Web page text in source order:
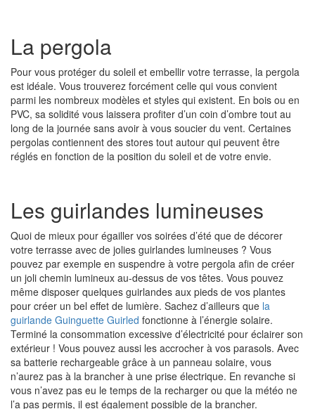
La pergola
Pour vous protéger du soleil et embellir votre terrasse, la pergola
est idéale. Vous trouverez forcément celle qui vous convient
parmi les nombreux modèles et styles qui existent. En bois ou en
PVC, sa solidité vous laissera profiter d’un coin d’ombre tout au
long de la journée sans avoir à vous soucier du vent. Certaines
pergolas contiennent des stores tout autour qui peuvent être
réglés en fonction de la position du soleil et de votre envie.
Les guirlandes lumineuses
Quoi de mieux pour égailler vos soirées d’été que de décorer
votre terrasse avec de jolies guirlandes lumineuses ? Vous
pouvez par exemple en suspendre à votre pergola afin de créer
un joli chemin lumineux au-dessus de vos têtes. Vous pouvez
même disposer quelques guirlandes aux pieds de vos plantes
pour créer un bel effet de lumière. Sachez d’ailleurs que la
guirlande Guinguette Guirled fonctionne à l’énergie solaire.
Terminé la consommation excessive d’électricité pour éclairer son
extérieur ! Vous pouvez aussi les accrocher à vos parasols. Avec
sa batterie rechargeable grâce à un panneau solaire, vous
n’aurez pas à la brancher à une prise électrique. En revanche si
vous n’avez pas eu le temps de la recharger ou que la météo ne
l’a pas permis, il est également possible de la brancher.